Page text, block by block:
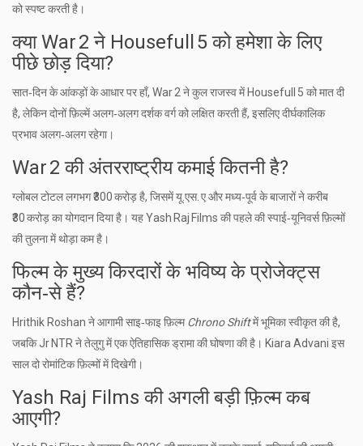
को स्पष्ट करती है।
क्या War 2 ने Housefull 5 को हमेशा के लिए
पीछे छोड़ दिया?
सात‑दिन के आंकड़ों के आधार पर हाँ, War 2 ने कुल राजस्व में Housefull 5 को मात दी
है, लेकिन दोनों फ़िल्में अलग‑अलग दर्शक वर्ग को लक्षित करती हैं, इसलिए दीर्घकालिक
प्रभाव अलग‑अलग रहेगा।
War 2 की अंतरराष्ट्रीय कमाई कितनी है?
ग्लोबल टोटल लगभग ₹300 करोड़ है, जिसमें यू.एस. ए और मध्य‑पूर्व के बाजारों ने करीब
₹30 करोड़ का योगदान दिया है। यह Yash Raj Films की पहले की स्पाई‑यूनिवर्स फ़िल्मों
की तुलना में थोड़ा कम है।
फिल्म के मुख्य किरदारों के भविष्य के प्रोजेक्ट्स
कौन‑से हैं?
Hrithik Roshan ने आगामी साइ‑फाइ फ़िल्मChrono Shiftमें भूमिका स्वीकृत की है,
जबकि Jr NTR ने तेलुगु में एक ऐतिहासिक ड्रामा की घोषणा की है। Kiara Advani इस
साल दो रोमांटिक फ़िल्मों में दिखेगी।
Yash Raj Films की अगली बड़ी फ़िल्म कब
आएगी?